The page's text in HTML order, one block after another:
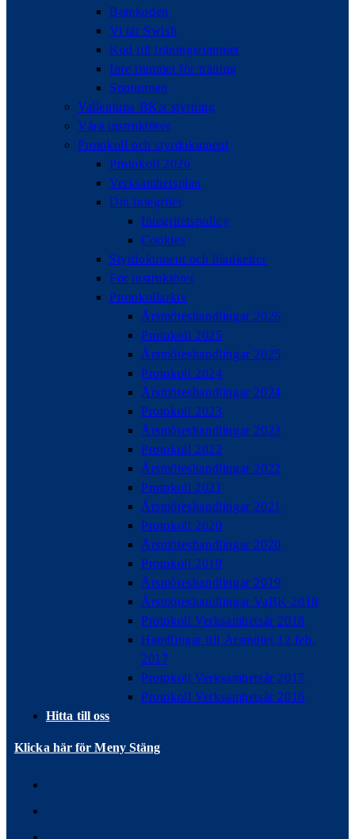
Bomkoden
Vi tar Swish
Kod till träningsrummet
Inre rummet för träning
Soptunnan
Vallentuna BK:s styrning
Våra instruktörer
Protokoll och styrdokument
Protokoll 2026
Verksamhetsplan
Din integritet
Integritetspolicy
Cookies
Styrdokument och blanketter
För instruktörer
Protokollarkiv
Årsmöteshandlingar 2026
Protokoll 2025
Årsmöteshandlingar 2025
Protokoll 2024
Årsmöteshandlingar 2024
Protokoll 2023
Årsmöteshandlingar 2023
Protokoll 2022
Årsmöteshandlingar 2022
Protokoll 2021
Årsmöteshandlingar 2021
Protokoll 2020
Årsmöteshandlingar 2020
Protokoll 2019
Årsmöteshandlingar 2019
Årsmöteshandlingar VaBK 2018
Protokoll Verksamhetsår 2018
Handlingar till Årsmötet 12 feb,
2017
Protokoll Verksamhetsår 2017
Protokoll Verksamhetsår 2016
Hitta till oss
Klicka här för Meny Stäng